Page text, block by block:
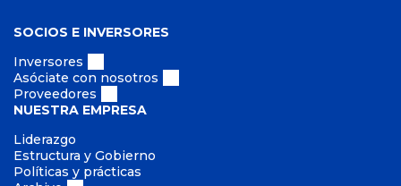
SOCIOS E INVERSORES
Inversores
Asóciate con nosotros
Proveedores
NUESTRA EMPRESA
Liderazgo
Estructura y Gobierno
Políticas y prácticas